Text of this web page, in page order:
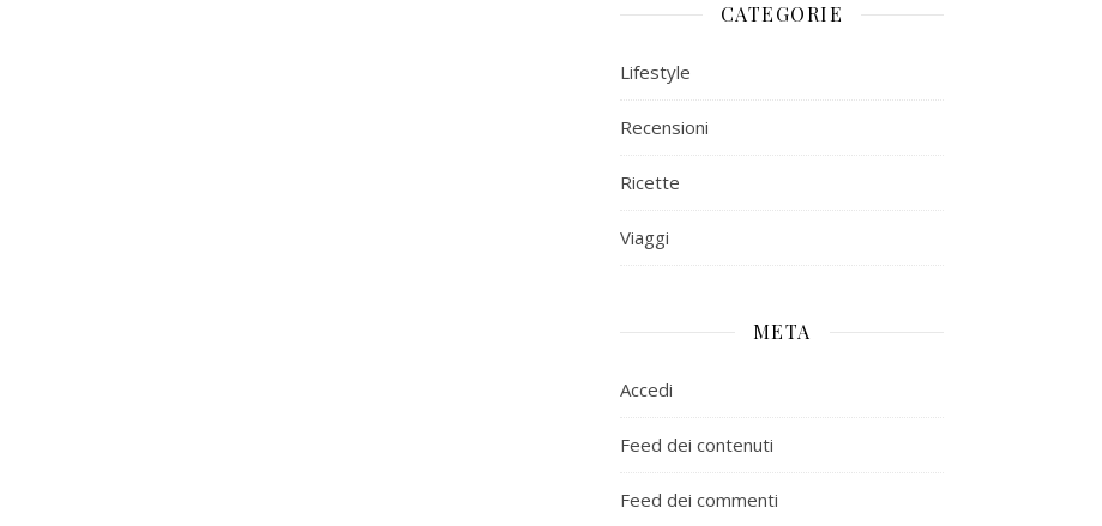
CATEGORIE
Lifestyle
Recensioni
Ricette
Viaggi
META
Accedi
Feed dei contenuti
Feed dei commenti